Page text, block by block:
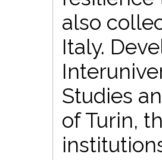
also
Italy.
Studies
of Turin,